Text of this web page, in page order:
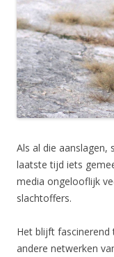
Als al die aanslagen,
laatste tijd iets
media ongelooflijk
slachtoffers.
Het blijft fascinerend
andere netwerken